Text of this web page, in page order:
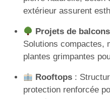
extérieur assurent
Projets de
Solutions compactes,
plantes grimpantes
Rooftops:
protection renforcée